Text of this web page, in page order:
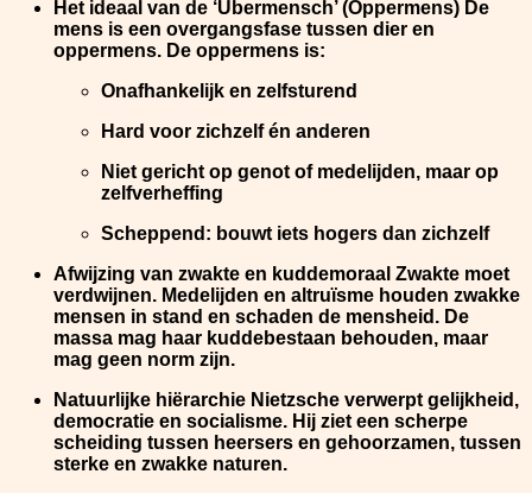
Het ideaal van de ‘Übermensch’ (Oppermens) De
mens is een overgangsfase tussen dier en
oppermens. De oppermens is:
Onafhankelijk en zelfsturend
Hard voor zichzelf én anderen
Niet gericht op genot of medelijden, maar op
zelfverheffing
Scheppend: bouwt iets hogers dan zichzelf
Afwijzing van zwakte en kuddemoraal Zwakte moet
verdwijnen. Medelijden en altruïsme houden zwakke
mensen in stand en schaden de mensheid. De
massa mag haar kuddebestaan behouden, maar
mag geen norm zijn.
Natuurlijke hiërarchie Nietzsche verwerpt gelijkheid,
democratie en socialisme. Hij ziet een scherpe
scheiding tussen heersers en gehoorzamen, tussen
sterke en zwakke naturen.